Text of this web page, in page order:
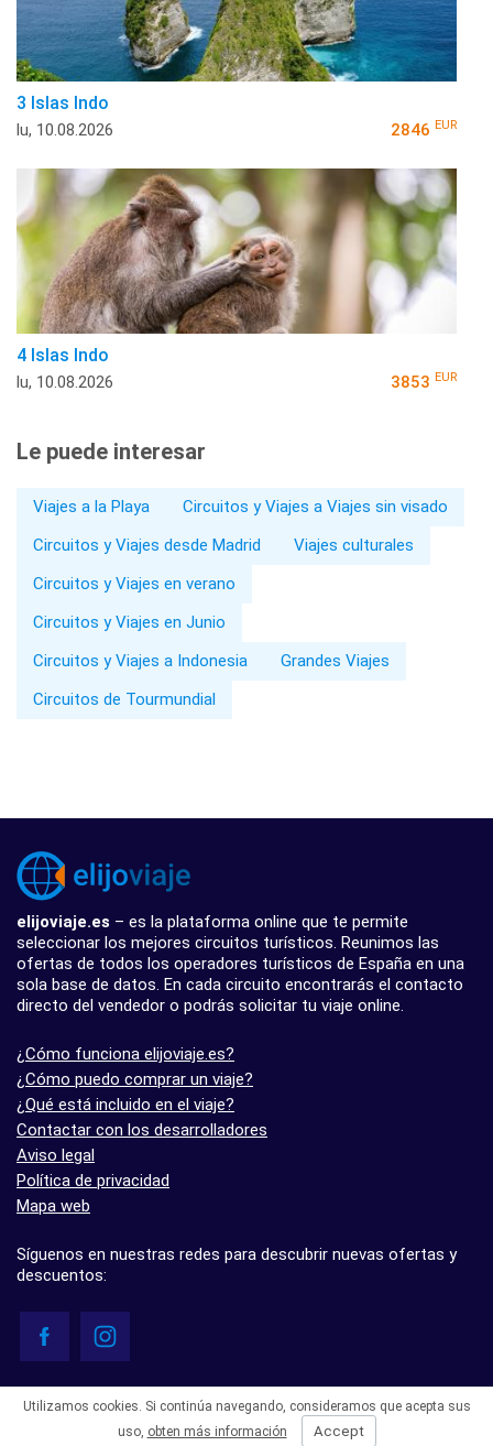
3 Islas Indo
lu, 10.08.2026 2846 EUR
4 Islas Indo
lu, 10.08.2026 3853 EUR
Le puede interesar
Viajes a la Playa
Circuitos y Viajes a Viajes sin visado
Circuitos y Viajes desde Madrid
Viajes culturales
Circuitos y Viajes en verano
Circuitos y Viajes en Junio
Circuitos y Viajes a Indonesia
Grandes Viajes
Circuitos de Tourmundial
elijoviaje.es – es la plataforma online que te permite
seleccionar los mejores circuitos turísticos. Reunimos las
ofertas de todos los operadores turísticos de España en una
sola base de datos. En cada circuito encontrarás el contacto
directo del vendedor o podrás solicitar tu viaje online.
¿Cómo funciona elijoviaje.es?
¿Cómo puedo comprar un viaje?
¿Qué está incluido en el viaje?
Contactar con los desarrolladores
Aviso legal
Política de privacidad
Mapa web
Síguenos en nuestras redes para descubrir nuevas ofertas y
descuentos:
- 5.0 basado en 7 opiniones
Utilizamos cookies. Si continúa navegando, consideramos que acepta sus
uso, obten más información Accept